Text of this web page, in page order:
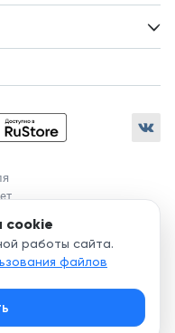
cookie
работы сайта.
файлов
площадка,